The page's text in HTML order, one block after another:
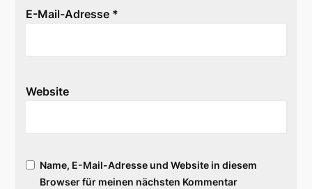
E-Mail-Adresse *
Website
Name, E-Mail-Adresse und Website in diesem
Browser für meinen nächsten Kommentar